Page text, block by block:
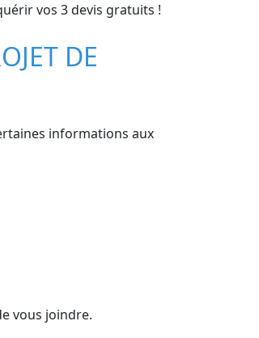
vos 3 devis gratuits !
DE
informations aux
vous joindre.